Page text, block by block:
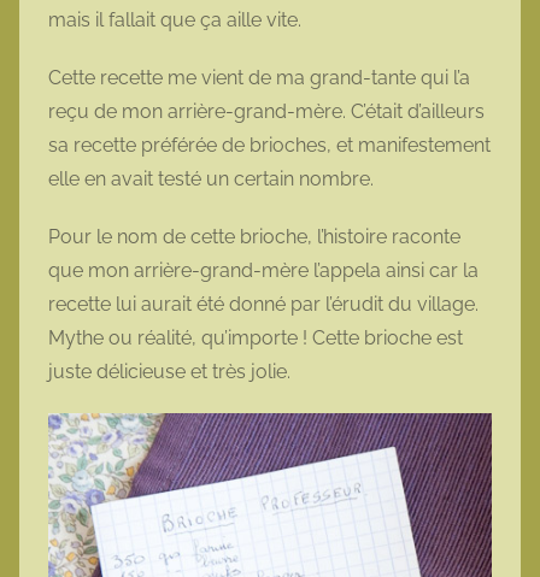
mais il fallait que ça aille vite.
Cette recette me vient de ma grand-tante qui l’a
reçu de mon arrière-grand-mère. C’était d’ailleurs
sa recette préférée de brioches, et manifestement
elle en avait testé un certain nombre.
Pour le nom de cette brioche, l’histoire raconte
que mon arrière-grand-mère l’appela ainsi car la
recette lui aurait été donné par l’érudit du village.
Mythe ou réalité, qu’importe ! Cette brioche est
juste délicieuse et très jolie.